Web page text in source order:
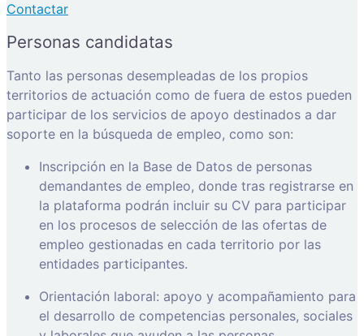
Contactar
Personas candidatas
Tanto las personas desempleadas de los propios
territorios de actuación como de fuera de estos pueden
participar de los servicios de apoyo destinados a dar
soporte en la búsqueda de empleo, como son:
Inscripción en la Base de Datos de personas
demandantes de empleo, donde tras registrarse en
la plataforma podrán incluir su CV para participar
en los procesos de selección de las ofertas de
empleo gestionadas en cada territorio por las
entidades participantes.
Orientación laboral: apoyo y acompañamiento para
el desarrollo de competencias personales, sociales